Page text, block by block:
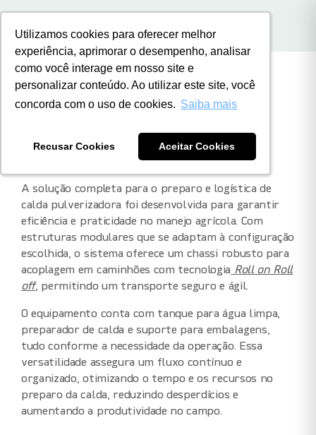
Utilizamos cookies para oferecer melhor
experiência, aprimorar o desempenho, analisar
como você interage em nosso site e
personalizar conteúdo. Ao utilizar este site, você
concorda com o uso de cookies. Saiba mais
Recusar Cookies Aceitar Cookies
Utilizamos cookies para oferecer melhor
experiência, aprimorar o desempenho, analisar
como você interage em nosso site e
personalizar conteúdo. Ao utilizar este site, você
concorda com o uso de cookies. Saiba mais
Recusar Cookies Aceitar Cookies
Voltar para produtos
ROLL ON MIX
A solução completa para o preparo e logística de
calda pulverizadora foi desenvolvida para garantir
eficiência e praticidade no manejo agrícola. Com
estruturas modulares que se adaptam à configuração
escolhida, o sistema oferece um chassi robusto para
acoplagem em caminhões com tecnologia Roll on Roll
off, permitindo um transporte seguro e ágil.
O equipamento conta com tanque para água limpa,
preparador de calda e suporte para embalagens,
tudo conforme a necessidade da operação. Essa
versatilidade assegura um fluxo contínuo e
organizado, otimizando o tempo e os recursos no
preparo da calda, reduzindo desperdícios e
aumentando a produtividade no campo.